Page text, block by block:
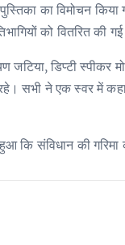
का विमोचन
को वितरित की
जटिया, डिप्टी
सभी ने एक स्वर में
कि संविधान की